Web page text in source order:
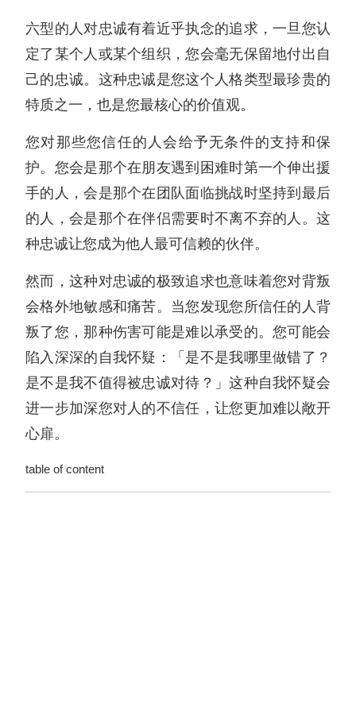
六型的人对忠诚有着近乎执念的追求，一旦您认
定了某个人或某个组织，您会毫无保留地付出自
己的忠诚。这种忠诚是您这个人格类型最珍贵的
特质之一，也是您最核心的价值观。
您对那些您信任的人会给予无条件的支持和保
护。您会是那个在朋友遇到困难时第一个伸出援
手的人，会是那个在团队面临挑战时坚持到最后
的人，会是那个在伴侣需要时不离不弃的人。这
种忠诚让您成为他人最可信赖的伙伴。
然而，这种对忠诚的极致追求也意味着您对背叛
会格外地敏感和痛苦。当您发现您所信任的人背
叛了您，那种伤害可能是难以承受的。您可能会
陷入深深的自我怀疑：「是不是我哪里做错了？
是不是我不值得被忠诚对待？」这种自我怀疑会
进一步加深您对人的不信任，让您更加难以敞开
心扉。
table of content